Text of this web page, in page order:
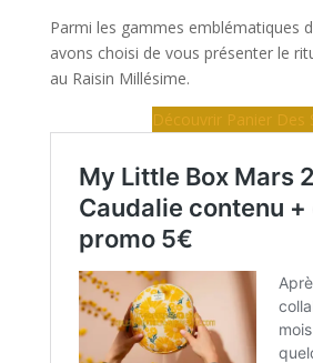
Parmi les gammes emblématiques
avons choisi de vous présenter le
au Raisin Millésime.
Découvrir Panier Des